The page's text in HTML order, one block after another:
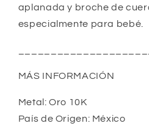
aplanada y broche de
especialmente para bebé.
MÁS INFORMACIÓN
Metal: Oro 10K
País de Origen: México